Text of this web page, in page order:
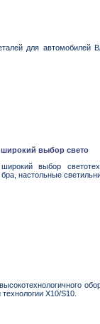
для
широкий выбор свето
широкий выбор
настольные
X10/S10.